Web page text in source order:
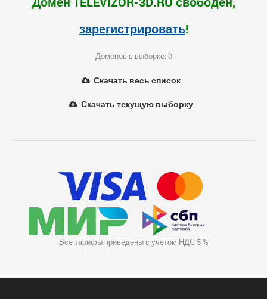
зарегистрировать!
Доменов в выборке: 0
Скачать весь список
Скачать текущую выборку
Все тарифы приведены с учетом НДС 5 %